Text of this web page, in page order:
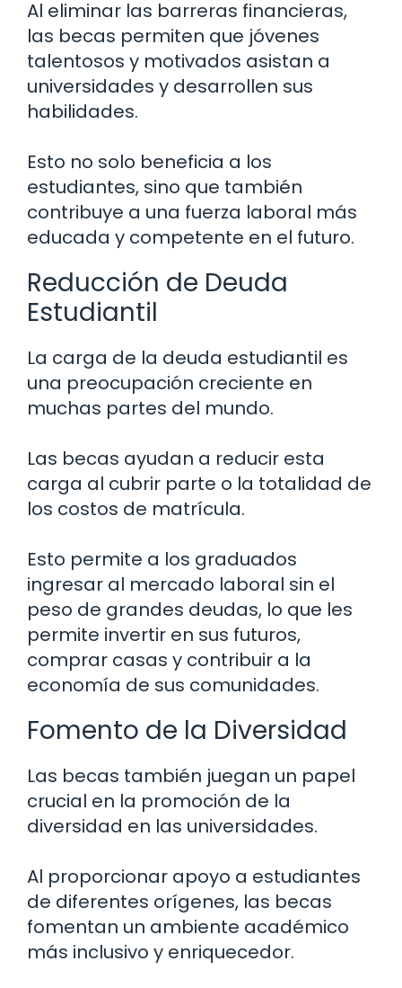
Al eliminar las barreras financieras,
las becas permiten que jóvenes
talentosos y motivados asistan a
universidades y desarrollen sus
habilidades.
Esto no solo beneficia a los
estudiantes, sino que también
contribuye a una fuerza laboral más
educada y competente en el futuro.
Reducción de Deuda
Estudiantil
La carga de la deuda estudiantil es
una preocupación creciente en
muchas partes del mundo.
Las becas ayudan a reducir esta
carga al cubrir parte o la totalidad de
los costos de matrícula.
Esto permite a los graduados
ingresar al mercado laboral sin el
peso de grandes deudas, lo que les
permite invertir en sus futuros,
comprar casas y contribuir a la
economía de sus comunidades.
Fomento de la Diversidad
Las becas también juegan un papel
crucial en la promoción de la
diversidad en las universidades.
Al proporcionar apoyo a estudiantes
de diferentes orígenes, las becas
fomentan un ambiente académico
más inclusivo y enriquecedor.